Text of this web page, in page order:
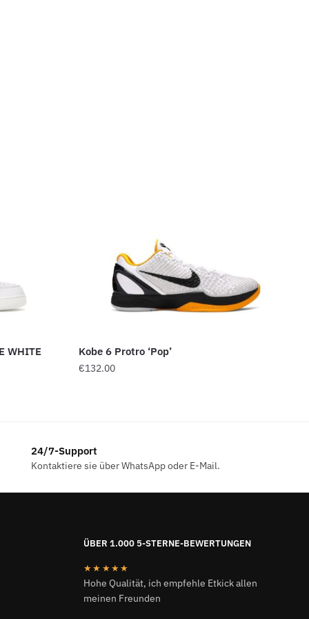
WHITE Kobe 6 Protro ‘Pop’
€132.00
24/7-Support
Kontaktiere sie über WhatsApp oder E-Mail.
ÜBER 1.000 5-STERNE-BEWERTUNGEN
★★★★★
Hohe Qualität, ich empfehle Etkick allen
meinen Freunden